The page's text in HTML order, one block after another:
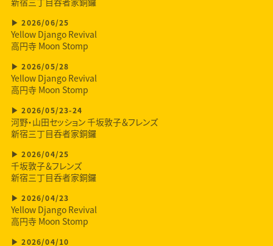
2026/06/25
Yellow Django Revival
高円寺 Moon Stomp
2026/05/28
Yellow Django Revival
高円寺 Moon Stomp
2026/05/23-24
河野・山田セッション 千坂敦子＆フレンズ
新宿三丁目呑者家銅鑼
2026/04/25
千坂敦子＆フレンズ
新宿三丁目呑者家銅鑼
2026/04/23
Yellow Django Revival
高円寺 Moon Stomp
2026/04/10